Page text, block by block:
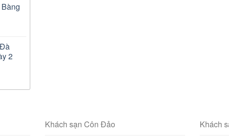
2
Khách sạn Côn Đảo
Khách